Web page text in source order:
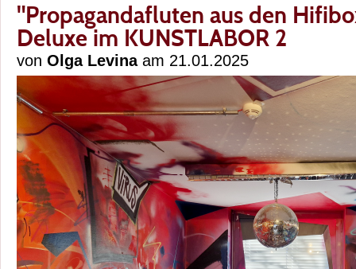
"Propagandafluten aus den
Deluxe im KUNSTLABOR 2
von Olga Levinaam 21.01.2025